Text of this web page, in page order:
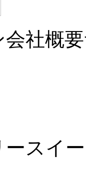
社概
スイ